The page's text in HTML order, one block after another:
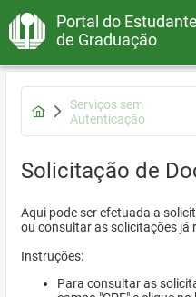
Portal do Estudante
de Graduação
Serviços sem
Autenticação
Solicitação de
Aqui pode ser efetuada a
ou consultar as solicitações já
Instruções:
Para consultar as